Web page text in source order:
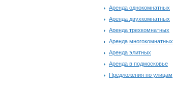
Аренда однокомнатных
Аренда двухкомнатных
Аренда трехкомнатных
Аренда многокомнатных
Аренда элитных
Аренда в подмосковье
Предложения по улицам